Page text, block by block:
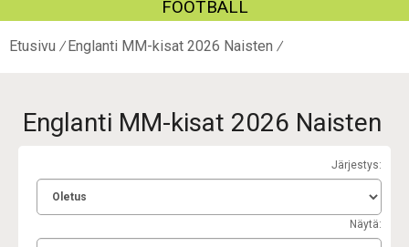
FOOTBALL
Etusivu Englanti MM-kisat 2026 Naisten
Englanti MM-kisat 2026 Naisten
Järjestys:
Näytä: